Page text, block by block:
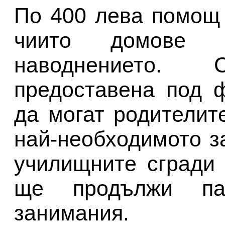
По 400 лева помощ
чиито домове
предоставена под
да могат
най-необходимото
училищните
ще продължи
занимания.